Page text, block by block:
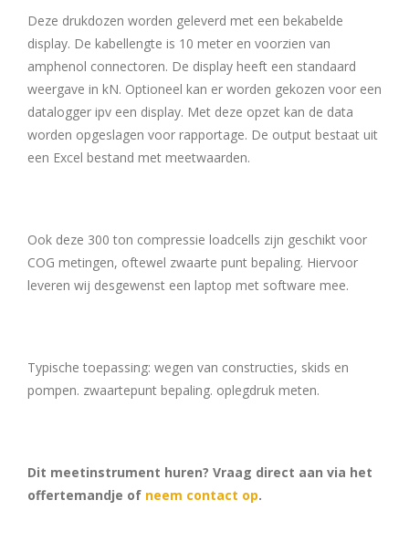
Deze drukdozen worden geleverd met een bekabelde
display. De kabellengte is 10 meter en voorzien van
amphenol connectoren. De display heeft een standaard
weergave in kN. Optioneel kan er worden gekozen voor een
datalogger ipv een display. Met deze opzet kan de data
worden opgeslagen voor rapportage. De output bestaat uit
een Excel bestand met meetwaarden.
Ook deze 300 ton compressie loadcells zijn geschikt voor
COG metingen, oftewel zwaarte punt bepaling. Hiervoor
leveren wij desgewenst een laptop met software mee.
Typische toepassing: wegen van constructies, skids en
pompen. zwaartepunt bepaling. oplegdruk meten.
Dit meetinstrument huren? Vraag direct aan via het
offertemandje of neem contact op.